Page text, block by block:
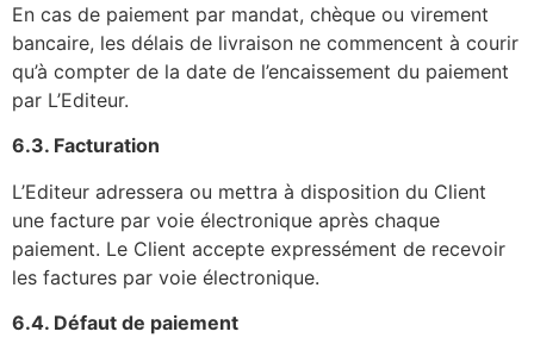
En cas de paiement par mandat, chèque ou virement
bancaire, les délais de livraison ne commencent à courir
qu’à compter de la date de l’encaissement du paiement
par L’Editeur.
6.3. Facturation
L’Editeur adressera ou mettra à disposition du Client
une facture par voie électronique après chaque
paiement. Le Client accepte expressément de recevoir
les factures par voie électronique.
6.4. Défaut de paiement